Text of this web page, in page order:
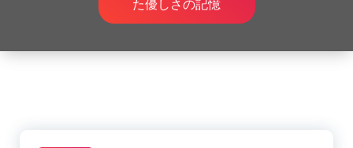
た優しさの記憶